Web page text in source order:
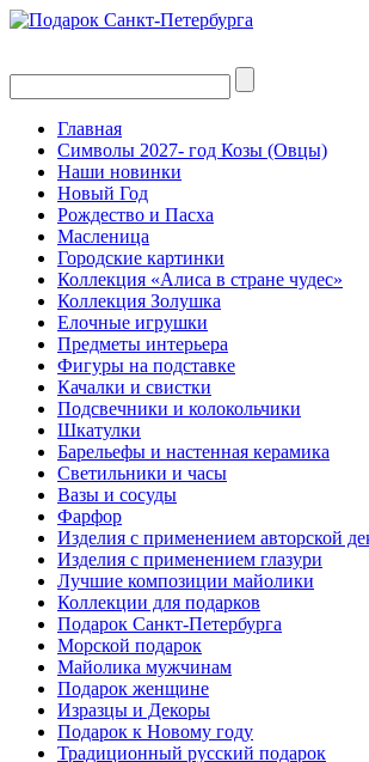
Главная
Символы 2027- год Козы (Овцы)
Наши новинки
Новый Год
Рождество и Пасха
Масленица
Городские картинки
Коллекция «Алиса в стране чудес»
Коллекция Золушка
Елочные игрушки
Предметы интерьера
Фигуры на подставке
Качалки и свистки
Подсвечники и колокольчики
Шкатулки
Барельефы и настенная керамика
Светильники и часы
Вазы и сосуды
Фарфор
Изделия с применением авторской
Изделия с применением глазури
Лучшие композиции майолики
Коллекции для подарков
Подарок Санкт-Петербурга
Морской подарок
Майолика мужчинам
Подарок женщине
Изразцы и Декоры
Подарок к Новому году
Традиционный русский подарок